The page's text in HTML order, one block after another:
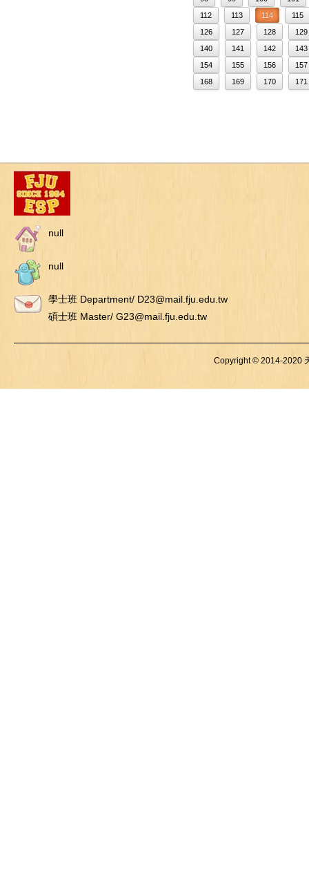
112
113 114
115
126
127 128
129
140
141 142
143
154
155 156
157
168
169 170 171
null
null
學士班 Department/ D23@mail.fju.edu.tw
碩士班 Master/ G23@mail.fju.edu.tw
Copyright © 2014-2020